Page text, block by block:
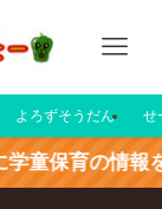
よろずそうだん せ
報をお届け中☆